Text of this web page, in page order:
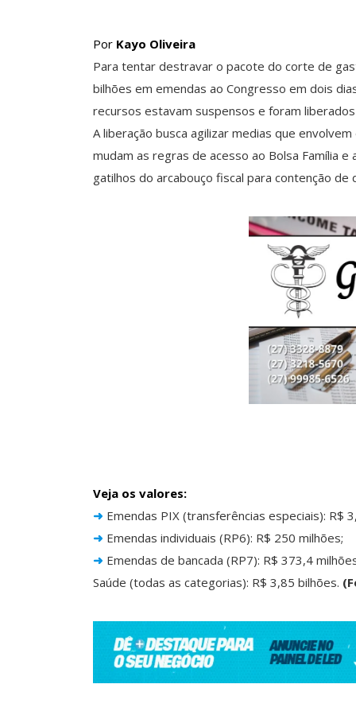
Por Kayo Oliveira
Para tentar destravar o pacote do corte de
bilhões em emendas ao Congresso em dois
recursos estavam suspensos e foram
A liberação busca agilizar medias que
mudam as regras de acesso ao Bolsa Família
gatilhos do arcabouço fiscal para contenção de
Veja os valores:
➜ Emendas PIX (transferências especiais): R$
➜ Emendas individuais (RP6): R$ 250 milhões;
➜ Emendas de bancada (RP7): R$ 373,4
Saúde (todas as categorias): R$ 3,85 bilhões.